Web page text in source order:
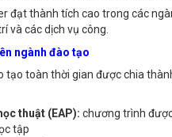
đạt thành tích cao trong các
và các dịch vụ công.
ngành đào tạo
tạo toàn thời gian được chia
thuật (EAP): chương trình
tập